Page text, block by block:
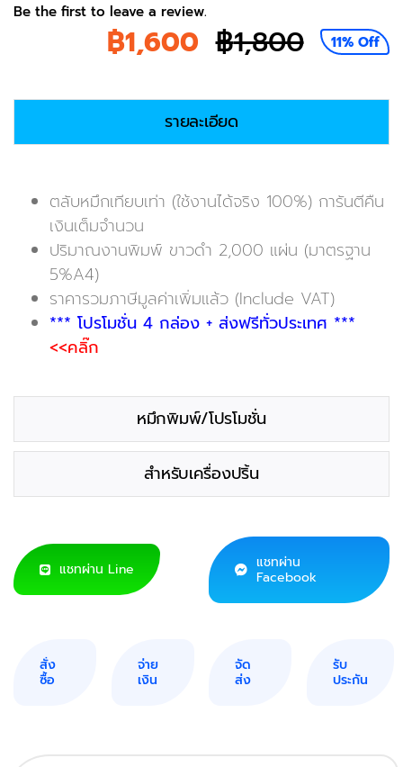
Be the first to leave a review.
฿1,800
price
was:
฿1,800.
฿1,600
Current
price
is:
฿1,600.
11% Off
รายละเอียด
ตลับหมึกเทียบเท่า (ใช้งานได้จริง 100%) การันตีคืน
เงินเต็มจำนวน
ปริมาณงานพิมพ์ ขาวดำ 2,000 แผ่น (มาตรฐาน
5%A4)
ราคารวมภาษีมูลค่าเพิ่มแล้ว (Include VAT)
*** โปรโมชั่น 4 กล่อง + ส่งฟรีทั่วประเทศ ***
<<คลิ๊ก
หมึกพิมพ์/โปรโมชั่น
สำหรับเครื่องปริ้น
แชทผ่าน Line
แชทผ่าน
Facebook
สั่ง
ซื้อ
จ่าย
เงิน
จัด
ส่ง
รับ
ประกัน